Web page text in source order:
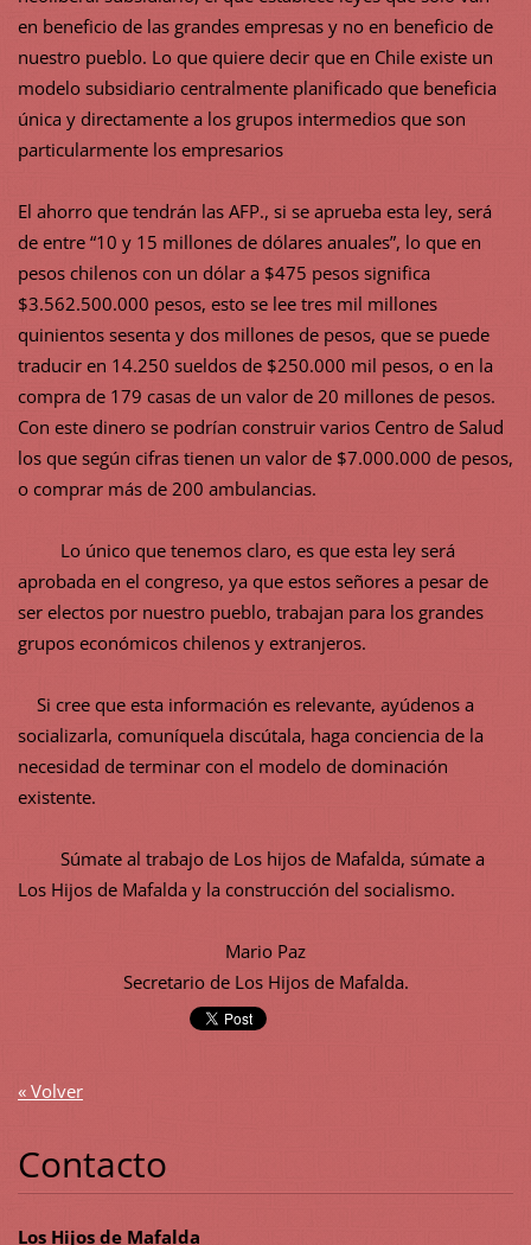
en beneficio de las grandes empresas y no en beneficio de
nuestro pueblo. Lo que quiere decir que en Chile existe un
modelo subsidiario centralmente planificado que beneficia
única y directamente a los grupos intermedios que son
particularmente los empresarios
El ahorro que tendrán las AFP., si se aprueba esta ley, será
de entre “10 y 15 millones de dólares anuales”, lo que en
pesos chilenos con un dólar a $475 pesos significa
$3.562.500.000 pesos, esto se lee tres mil millones
quinientos sesenta y dos millones de pesos, que se puede
traducir en 14.250 sueldos de $250.000 mil pesos, o en la
compra de 179 casas de un valor de 20 millones de pesos.
Con este dinero se podrían construir varios Centro de Salud
los que según cifras tienen un valor de $7.000.000 de pesos,
o comprar más de 200 ambulancias.
Lo único que tenemos claro, es que esta ley será
aprobada en el congreso, ya que estos señores a pesar de
ser electos por nuestro pueblo, trabajan para los grandes
grupos económicos chilenos y extranjeros.
Si cree que esta información es relevante, ayúdenos a
socializarla, comuníquela discútala, haga conciencia de la
necesidad de terminar con el modelo de dominación
existente.
Súmate al trabajo de Los hijos de Mafalda, súmate a
Los Hijos de Mafalda y la construcción del socialismo.
Mario Paz
Secretario de Los Hijos de Mafalda.
« Volver
Contacto
Los Hijos de Mafalda